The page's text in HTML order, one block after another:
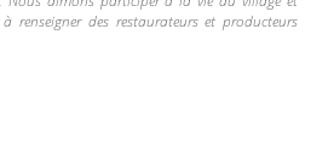
renseigner des restaurateurs et producteurs